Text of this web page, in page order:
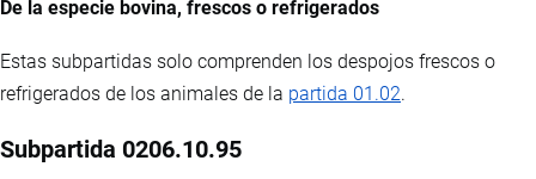
De la especie bovina, frescos o refrigerados
Estas subpartidas solo comprenden los despojos frescos o
refrigerados de los animales de la partida 01.02.
Subpartida 0206.10.95